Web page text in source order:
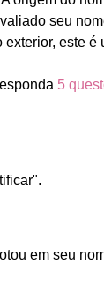
seu
este é
5
em seu